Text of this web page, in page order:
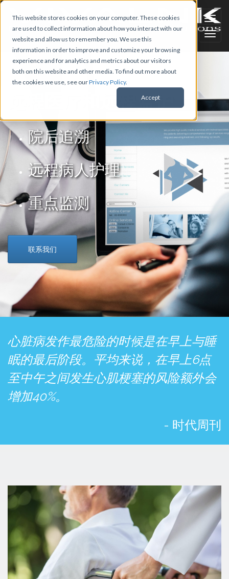
This website stores cookies on your computer. These cookies
are used to collect information about how you interact with our
website and allow us to remember you. We use this
information in order to improve and customize your browsing
experience and for analytics and metrics about our visitors
both on this website and other media. To find out more about
the cookies we use, see ourPrivacy Policy.
Accept
远程医疗和远程监护
院后追溯
远程病人护理
重点监测
联系我们
心脏病发作最危险的时候是在早上与睡
眠的最后阶段。平均来说，在早上6点
至中午之间发生心肌梗塞的风险额外会
增加40%。
- 时代周刊